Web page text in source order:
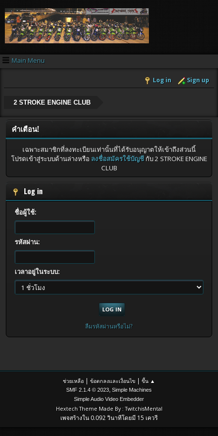
Main Menu
Log in Sign up
2 STROKE ENGINE CLUB
คำเตือน!
เฉพาะสมาชิกที่ลงทะเบียนเท่านั้นที่ได้รับอนุญาตให้เข้าถึงส่วนนี้
โปรดเข้าสู่ระบบด้านล่างหรือ ลงชื่อสมัครใช้บัญชีกับ 2 STROKE ENGINE
CLUB
Log in
ชื่อผู้ใช้:
รหัสผ่าน:
เวลาอยู่ในระบบ:
ลืมรหัสผ่านหรือไม่?
ช่วยเหลือ | ข้อตกลงและเงื่อนไข | ขึ้น ▲
SMF 2.1.4 © 2023, Simple Machines
Simple Audio Video Embedder
Hextech Theme Made By : TwitchisMental
เพจสร้างใน 0.092 วินาทีโดยมี 15 เควรี